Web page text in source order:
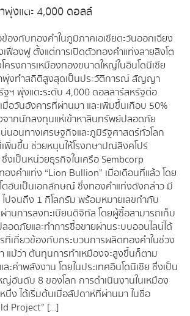
พุ่งแตะ 4,000 ดอลล์
องกับทองคำในภูมิภาคเอเชียตะวันออกเฉียง
เฟื่องฟู ตั้งแต่การเปิดตัวทองคำแท่งลายสิงโต
ครงการเหมืองทองขนาดใหญ่ในอินโดนีเซีย
พุ่งทำสถิติสูงสุดเป็นประวัติการณ์ สัญญา
ฯ พุ่งแตะระดับ 4,000 ดอลลาร์สหรัฐต่อ
อวันอังคารที่ผ่านมา และเพิ่มขึ้นเกือบ 50%
ากนักลงทุนแห่เข้าหาสินทรัพย์ปลอดภัย
นอนทางเศรษฐกิจและภูมิรัฐศาสตร์ทั่วโลก
พิ่มขึ้น ช่วยหนุนให้โรงกษาปณ์สิงคโปร์
งเป็นหน่วยธุรกิจในเครือ Sembcorp
งคำแท่ง “Lion Bullion” เมื่อเดือนที่แล้ว โดย
อันเป็นเอกลักษณ์ ซึ่งทองคำแท่งดังกล่าว มี
ปจนถึง 1 กิโลกรัม พร้อมหมายเลขกำกับ
ผ่านการลงทะเบียนดิจิทัล โดยผู้ซื้อสามารถเก็บ
อดภัยและทำการซื้อขายผ่านระบบออนไลน์ได้
ที่เกี่ยวข้องกับกระบวนการผลิตทองคำในช่วง
แม้ว่า ต้นทุนการทำเหมืองจะสูงขึ้นก็ตาม
ะค่าพลังงาน โดยในประเทศอินโดนีเซีย ซึ่งเป็น
อันดับ 8 ของโลก การดำเนินงานในเหมือง
ง ได้เริ่มต้นเมื่อสัปดาห์ที่ผ่านมา ในชื่อ
Project” […]